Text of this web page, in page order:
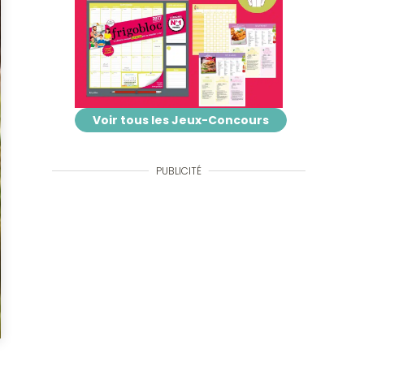
Voir tous les Jeux-Concours
PUBLICITÉ